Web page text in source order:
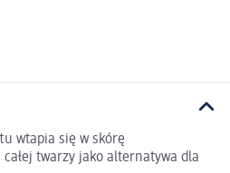
wtapia się w skórę
całej twarzy jako alternatywa dla